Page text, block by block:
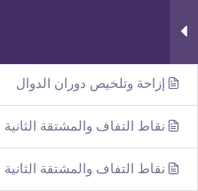
إزاحة وتلخيص دوران الدوال
نقاط التفاف والمشتقة الثانية
نقاط التفاف والمشتقة الثانية
روابط مهمة